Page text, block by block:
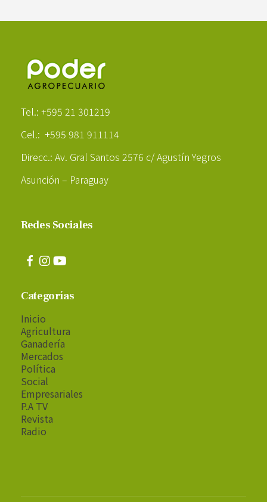
Tel.: +595 21 301219
Cel.: +595 981 911114
Direcc.: Av. Gral Santos 2576 c/ Agustín Yegros
Asunción – Paraguay
Redes Sociales
Categorías
Inicio
Agricultura
Ganadería
Mercados
Política
Social
Empresariales
P.A TV
Revista
Radio